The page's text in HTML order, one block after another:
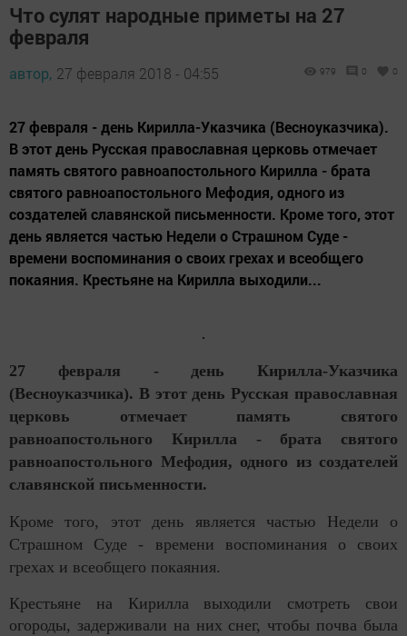
Что сулят народные приметы на 27
февраля
автор, 27 февраля 2018 - 04:55 979 0 0
27 февраля - день Кирилла-Указчика (Весноуказчика).
В этот день Русская православная церковь отмечает
память святого равноапостольного Кирилла - брата
святого равноапостольного Мефодия, одного из
создателей славянской письменности. Кроме того, этот
день является частью Недели о Страшном Суде -
времени воспоминания о своих грехах и всеобщего
покаяния. Крестьяне на Кирилла выходили...
27 февраля - день Кирилла-Указчика
(Весноуказчика). В этот день Русская православная
церковь отмечает память святого
равноапостольного Кирилла - брата святого
равноапостольного Мефодия, одного из создателей
славянской письменности.
Кроме того, этот день является частью Недели о
Страшном Суде - времени воспоминания о своих
грехах и всеобщего покаяния.
Крестьяне на Кирилла выходили смотреть свои
огороды, задерживали на них снег, чтобы почва была